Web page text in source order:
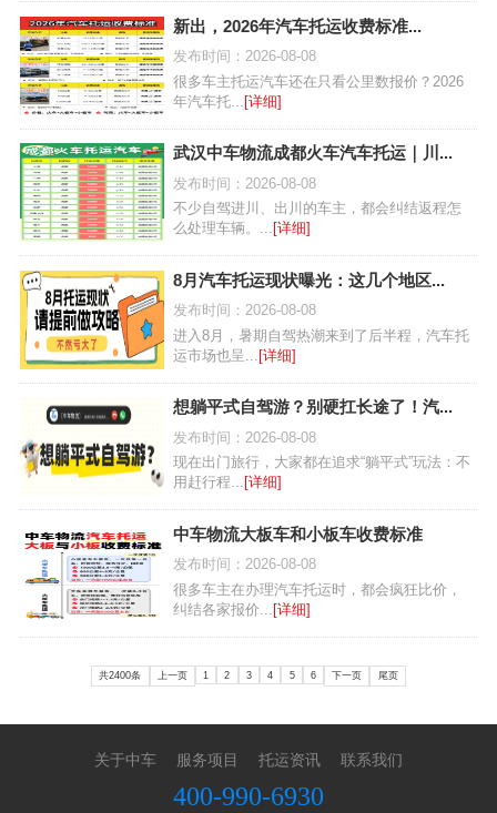
新出，2026年汽车托运收费标准...
发布时间：2026-08-08
很多车主托运汽车还在只看公里数报价？2026
年汽车托...
[详细]
武汉中车物流成都火车汽车托运｜川...
发布时间：2026-08-08
不少自驾进川、出川的车主，都会纠结返程怎
么处理车辆。... [详细]
8月汽车托运现状曝光：这几个地区...
发布时间：2026-08-08
进入8月，暑期自驾热潮来到了后半程，汽车托
运市场也呈...
[详细]
想躺平式自驾游？别硬扛长途了！汽...
发布时间：2026-08-08
现在出门旅行，大家都在追求“躺平式”玩法：不
用赶行程... [详细]
中车物流大板车和小板车收费标准
发布时间：2026-08-08
很多车主在办理汽车托运时，都会疯狂比价，
纠结各家报价...
[详细]
共2400条 上一页 1 2 3 4 5 6 下一页 尾页
关于中车 服务项目 托运资讯 联系我们
400-990-6930